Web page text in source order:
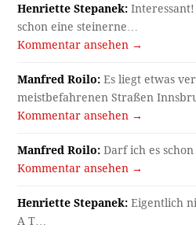
Henriette Stepanek: Interessant!
schon eine steinerne…
Kommentar ansehen →
Manfred Roilo: Es liegt etwas
meistbefahrenen Straßen
Kommentar ansehen →
Manfred Roilo: Darf ich es
Kommentar ansehen →
Henriette Stepanek: Eigentlich
A T…